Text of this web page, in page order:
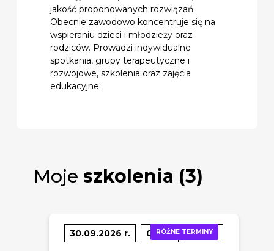
jakość proponowanych rozwiązań.
Obecnie zawodowo koncentruje się na
wspieraniu dzieci i młodzieży oraz
rodziców. Prowadzi indywidualne
spotkania, grupy terapeutyczne i
rozwojowe, szkolenia oraz zajęcia
edukacyjne.
Moje szkolenia (3)
RÓŻNE TERMINY
30.09.2026 r. 09:00 490 zł